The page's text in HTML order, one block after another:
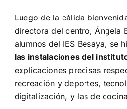
Luego de la cálida
directora del centro, Ángela
alumnos del IES Besaya, se
las instalaciones del
explicaciones precisas
recreación y deportes,
digitalización, y las de